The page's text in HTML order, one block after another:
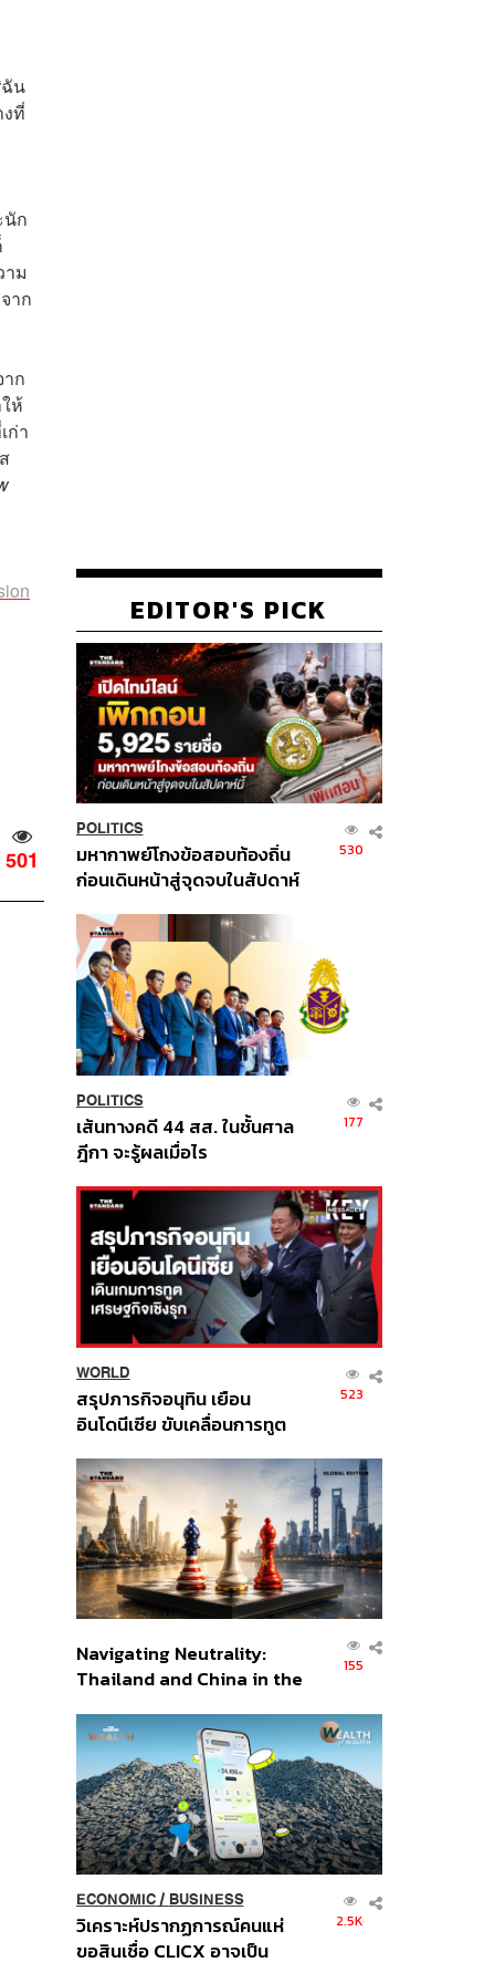
น
ที่
นัก
าม
าก
ก
ห้
ก่า
501
EDITOR'S PICK
POLITICS
มหากาพย์โกงข้อสอบท้องถิ่น
ก่อนเดินหน้าสู่จุดจบในสัปดาห์
530
POLITICS
เส้นทางคดี 44 สส. ในชั้นศาล
ฎีกา จะรู้ผลเมื่อไร
177
WORLD
สรุปภารกิจอนุทิน เยือน
อินโดนีเซีย ขับเคลื่อนการทูต
ส่วนยุทธศาสตร์ไทย –
อินโดนีเซีย
523
Navigating Neutrality:
Thailand and China in the
Order
155
ECONOMIC/ BUSINESS
วิเคราะห์ปรากฏการณ์คนแห่
ขอสินเชื่อ CLICX อาจเป็น
2.5K